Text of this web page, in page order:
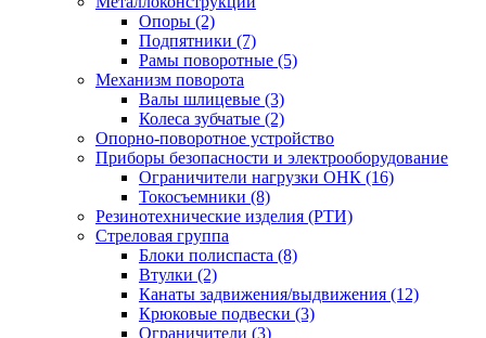
Опоры (2)
Подпятники (7)
Рамы поворотные (5)
Механизм поворота
Валы шлицевые (3)
Колеса зубчатые (2)
Опорно-поворотное устройство
Приборы безопасности и электрооборудование
Ограничители нагрузки ОНК (16)
Токосъемники (8)
Резинотехнические изделия (РТИ)
Стреловая группа
Блоки полиспаста (8)
Втулки (2)
Канаты задвижения/выдвижения (12)
Крюковые подвески (3)
Ограничители (3)